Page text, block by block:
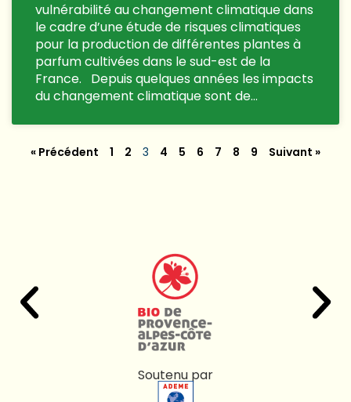
vulnérabilité au changement climatique dans
le cadre d’une étude de risques climatiques
pour la production de différentes plantes à
parfum cultivées dans le sud-est de la
France. Depuis quelques années les impacts
du changement climatique sont de…
« Précédent 1 2 3 4 5 6 7 8 9 Suivant »
Soutenu par